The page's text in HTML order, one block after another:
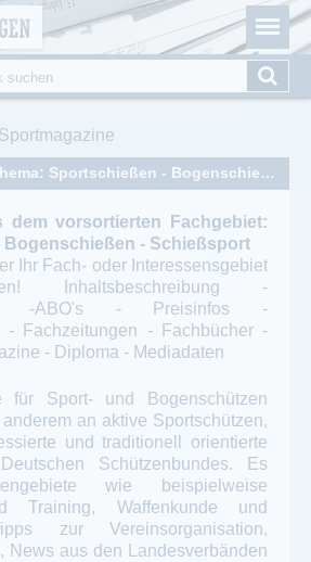
- Das unabhängige Portal für
& eBooks
Zeitschriften zum Thema: Sportschießen - Bogenschießen - Schießsport
dem vorsortierten Fachgebiet:
Bogenschießen - Schießsport
Ihr Fach- oder Interessensgebiet
Inhaltsbeschreibung -
-ABO's - Preisinfos -
- Fachzeitungen - Fachbücher -
- Diploma - Mediadaten
für Sport- und Bogenschützen
an aktive Sportschützen,
und traditionell orientierte
Schützenbundes. Es
wie beispielweise
Training, Waffenkunde und
zur Vereinsorganisation,
News aus den Landesverbänden